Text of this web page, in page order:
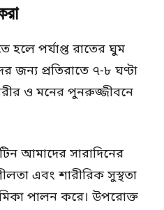
পর্যাপ্ত রাতের ঘুম
জন্য প্রতিরাতে ৭-৮ ঘণ্টা
ও মনের পুনরুজ্জীবনে
আমাদের সারাদিনের
এবং শারীরিক সুস্থতা
পালন করে। উপরোক্ত